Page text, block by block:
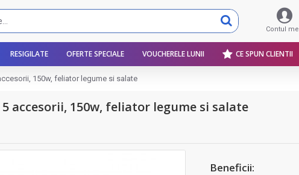
Contul
RESIGILATE OFERTE SPECIALE VOUCHERELE LUNII CE SPUN CLIENTII
150w, feliator legume si salate
accesorii, 150w, feliator legume si salate
Beneficii: